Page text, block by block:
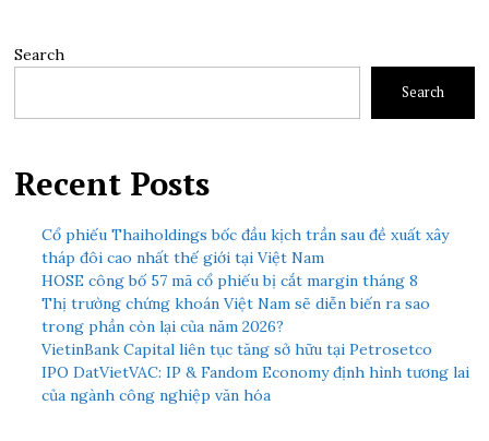
Search
Search
Recent Posts
Cổ phiếu Thaiholdings bốc đầu kịch trần sau đề xuất xây
tháp đôi cao nhất thế giới tại Việt Nam
HOSE công bố 57 mã cổ phiếu bị cắt margin tháng 8
Thị trường chứng khoán Việt Nam sẽ diễn biến ra sao
trong phần còn lại của năm 2026?
VietinBank Capital liên tục tăng sở hữu tại Petrosetco
IPO DatVietVAC: IP & Fandom Economy định hình tương lai
của ngành công nghiệp văn hóa